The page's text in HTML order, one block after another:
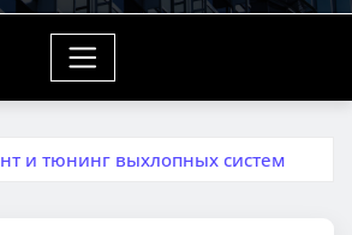
и тюнинг выхлопных систем